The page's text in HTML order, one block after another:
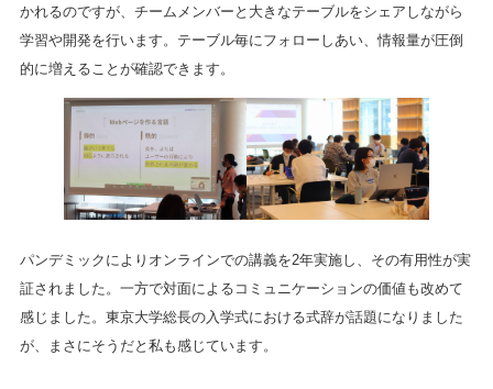
かれるのですが、チームメンバーと大きなテーブルをシェアしながら
学習や開発を行います。テーブル毎にフォローしあい、情報量が圧倒
的に増えることが確認できます。
パンデミックによりオンラインでの講義を2年実施し、その有用性が実
証されました。一方で対面によるコミュニケーションの価値も改めて
感じました。東京大学総長の入学式における式辞が話題になりました
が、まさにそうだと私も感じています。